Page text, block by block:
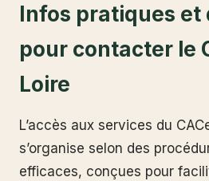
Infos pratiques et
pour contacter le
Loire
L’accès aux services du
s’organise selon des
efficaces, conçues pour